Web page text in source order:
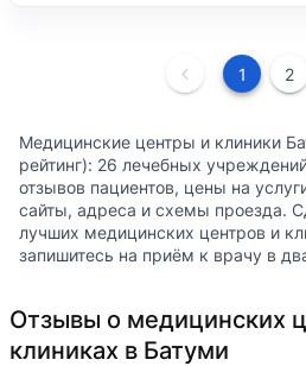
1 2
Медицинские центры и клиники
рейтинг): 26 лечебных
отзывов пациентов, цены на
сайты, адреса и схемы проезда.
лучших медицинских центров и
запишитесь на приём к врачу в
Отзывы о медицинских
клиниках в Батуми